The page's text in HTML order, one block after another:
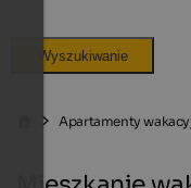
Wyszukiwanie
Apartamenty